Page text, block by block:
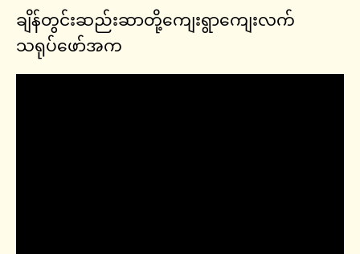
ချိန်တွင်းဆည်းဆာတို့ကျေးရွာကျေးလက်
သရုပ်ဖော်အက